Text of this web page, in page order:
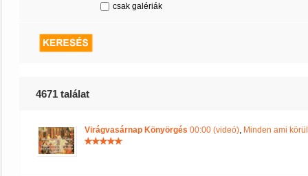
csak galériák
4671 találat
Virágvasárnap Könyörgés 00:00 (videó), Minden ami